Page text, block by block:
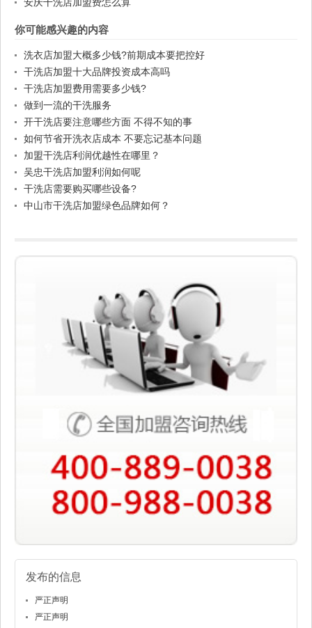
安庆干洗店加盟费怎么算
你可能感兴趣的内容
洗衣店加盟大概多少钱?前期成本要把控好
干洗店加盟十大品牌投资成本高吗
干洗店加盟费用需要多少钱?
做到一流的干洗服务
开干洗店要注意哪些方面 不得不知的事
如何节省开洗衣店成本 不要忘记基本问题
加盟干洗店利润优越性在哪里？
吴忠干洗店加盟利润如何呢
干洗店需要购买哪些设备?
中山市干洗店加盟绿色品牌如何？
发布的信息
严正声明
严正声明